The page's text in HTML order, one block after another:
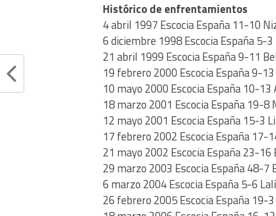
Histórico de enfrentamientos
4 abril 1997 Escocia España 11-10
6 diciembre 1998 Escocia España 5-
21 abril 1999 Escocia España 9-11
19 febrero 2000 Escocia España 9-
10 mayo 2000 Escocia España 10-13
18 marzo 2001 Escocia España 19-8
12 mayo 2001 Escocia España 15-3
17 febrero 2002 Escocia España 17-
21 mayo 2002 Escocia España 23-16
29 marzo 2003 Escocia España 48-7
6 marzo 2004 Escocia España 5-6
26 febrero 2005 Escocia España 19-